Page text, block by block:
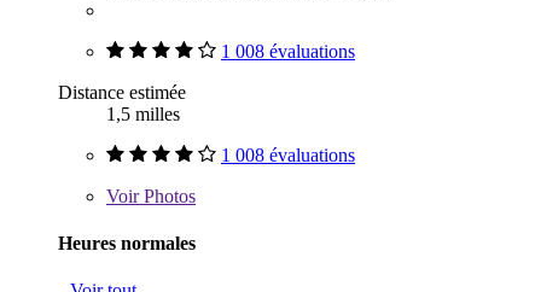
1 008 évaluations
Distance estimée
1,5 milles
1 008 évaluations
VoirPhotos
Heures normales